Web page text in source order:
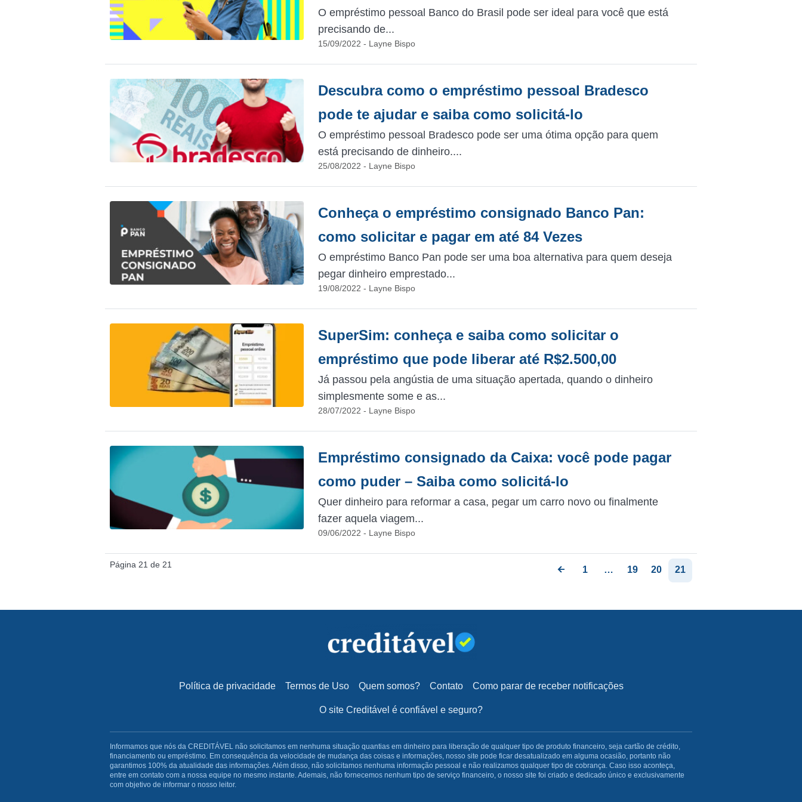
O empréstimo pessoal Banco do Brasil pode ser ideal para você que está
precisando de...
15/09/2022 - Layne Bispo
Descubra como o empréstimo pessoal Bradesco
pode te ajudar e saiba como solicitá-lo
O empréstimo pessoal Bradesco pode ser uma ótima opção para quem
está precisando de dinheiro....
25/08/2022 - Layne Bispo
Conheça o empréstimo consignado Banco Pan:
como solicitar e pagar em até 84 Vezes
O empréstimo Banco Pan pode ser uma boa alternativa para quem deseja
pegar dinheiro emprestado...
19/08/2022 - Layne Bispo
SuperSim: conheça e saiba como solicitar o
empréstimo que pode liberar até R$2.500,00
Já passou pela angústia de uma situação apertada, quando o dinheiro
simplesmente some e as...
28/07/2022 - Layne Bispo
Empréstimo consignado da Caixa: você pode pagar
como puder – Saiba como solicitá-lo
Quer dinheiro para reformar a casa, pegar um carro novo ou finalmente
fazer aquela viagem...
09/06/2022 - Layne Bispo
Página 21 de 21 1 … 19 20 21
Política de privacidade Termos de Uso Quem somos? Contato Como parar de receber notificações
O site Creditável é confiável e seguro?
Informamos que nós da CREDITÁVEL não solicitamos em nenhuma situação quantias em dinheiro para liberação de qualquer tipo de produto financeiro, seja cartão de crédito,
financiamento ou empréstimo. Em consequência da velocidade de mudança das coisas e informações, nosso site pode ficar desatualizado em alguma ocasião, portanto não
garantimos 100% da atualidade das informações. Além disso, não solicitamos nenhuma informação pessoal e não realizamos qualquer tipo de cobrança. Caso isso aconteça,
entre em contato com a nossa equipe no mesmo instante. Ademais, não fornecemos nenhum tipo de serviço financeiro, o nosso site foi criado e dedicado único e exclusivamente
com objetivo de informar o nosso leitor.